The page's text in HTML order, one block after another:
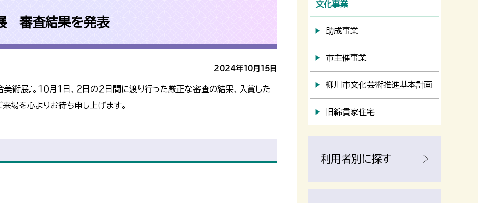
審査結果を発表
2024年10月15日
展』。１０月１日、２日の２日間に渡り行った厳正な審査の結果、入賞した
場を心よりお待ち申し上げます。
文化事業
助成事業
市主催事業
柳川市文化芸術推進基本計画
旧綿貫家住宅
利用者別に探す